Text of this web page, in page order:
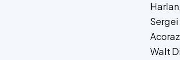
Walt